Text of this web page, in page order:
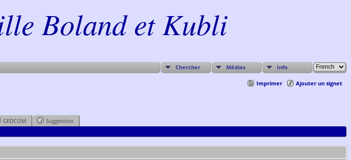
Boland et Kubli
Chercher Médias Info
Imprimer Ajouter un signet
GEDCOM
Suggestion